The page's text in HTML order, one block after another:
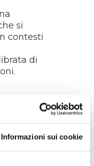
Informazioni sui cookie
si
contesti
di